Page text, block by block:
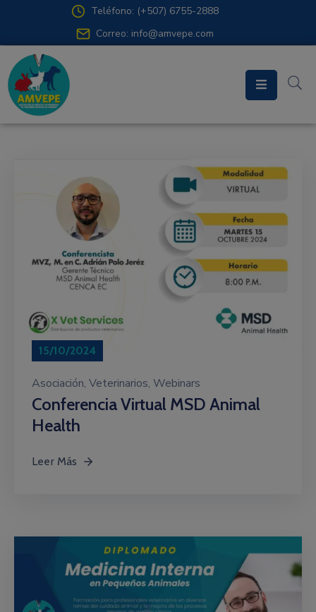
Teléfono: (+507) 6755-2888
Correo: info@amvepe.com
Inicio
Asociación
Departamentos
15/10/2024
Asociación‚ Veterinarios‚ Webinars
Conferencia Virtual MSD Animal
Health
Leer Más